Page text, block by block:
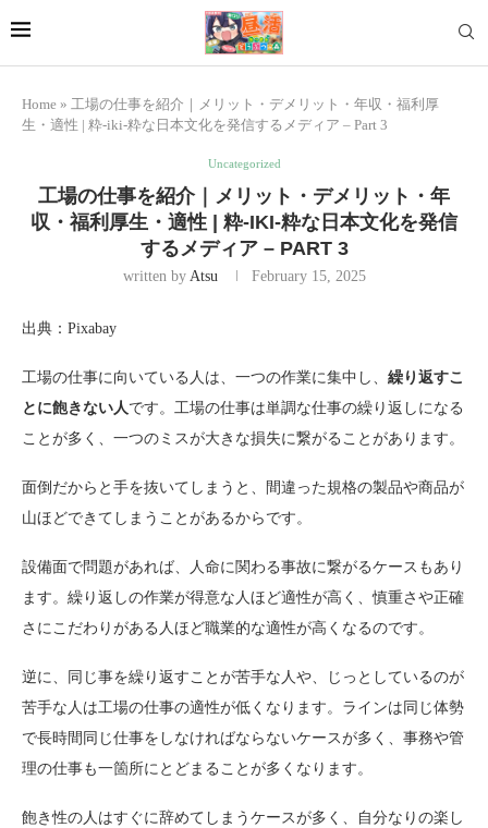
Home » 工場の仕事を紹介｜メリット・デメリット・年収・福利厚
生・適性 | 粋-iki-粋な日本文化を発信するメディア – Part 3
Uncategorized
工場の仕事を紹介｜メリット・デメリット・年
収・福利厚生・適性 | 粋-IKI-粋な日本文化を発信
するメディア – PART 3
written by Atsu February 15, 2025
出典：Pixabay
工場の仕事に向いている人は、一つの作業に集中し、 繰り返すこ
とに飽きない人 です。工場の仕事は単調な仕事の繰り返しになる
ことが多く、一つのミスが大きな損失に繋がることがあります。
面倒だからと手を抜いてしまうと、間違った規格の製品や商品が
山ほどできてしまうことがあるからです。
設備面で問題があれば、人命に関わる事故に繋がるケースもあり
ます。繰り返しの作業が得意な人ほど適性が高く、慎重さや正確
さにこだわりがある人ほど職業的な適性が高くなるのです。
逆に、同じ事を繰り返すことが苦手な人や、じっとしているのが
苦手な人は工場の仕事の適性が低くなります。ラインは同じ体勢
で長時間同じ仕事をしなければならないケースが多く、事務や管
理の仕事も一箇所にとどまることが多くなります。
飽き性の人はすぐに辞めてしまうケースが多く、自分なりの楽し